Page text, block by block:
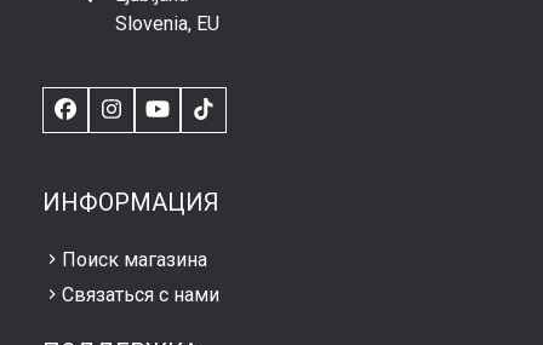
Slovenia, EU
FacebookInstagram
YouTubeTikTok
ИНФОРМАЦИЯ
Поиск магазина
Связаться с нами